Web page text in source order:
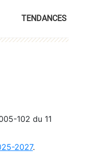
TENDANCES
102 du 11
2027.